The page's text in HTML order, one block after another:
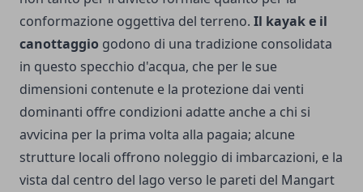
conformazione oggettiva del terreno. Il kayak e il
canottaggio godono di una tradizione consolidata
in questo specchio d'acqua, che per le sue
dimensioni contenute e la protezione dai venti
dominanti offre condizioni adatte anche a chi si
avvicina per la prima volta alla pagaia; alcune
strutture locali offrono noleggio di imbarcazioni, e la
vista dal centro del lago verso le pareti del Mangart